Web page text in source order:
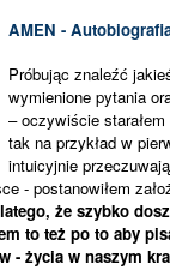
AMEN -
Próbując znaleźć
wymienione pytania
– oczywiście
tak na przykład w
intuicyjnie
- postanowiłem
że szybko
to też po to aby
- życia w naszym